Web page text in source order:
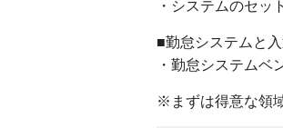
・システムのセッ
■勤怠システムと
・勤怠システムベ
※まずは得意な領